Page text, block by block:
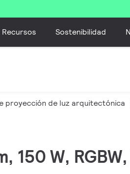
Recursos Sostenibilidad
proyección de luz arquitectónica
150 W,